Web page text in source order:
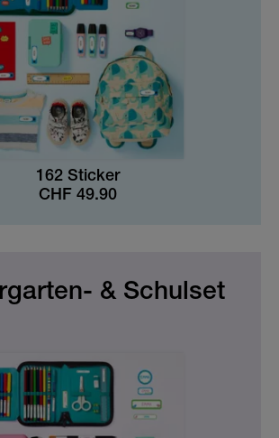
& Schule
FÜR GEGENSTÄNDE
& SCHULE
Frühlings-Special
Beliebte Figuren
Baby Geschenk-Sets
Sport & Fussball
162 Sticker
CHF 49.90
& Schulset